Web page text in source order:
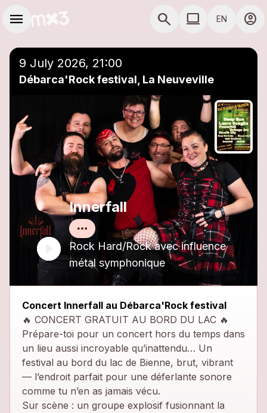
menu search COMPUTER USE
computer EN account_circle
close
9 July 2026, 21:00
Débarca'Rock festival, La Neuveville
Innerfall
Rock Hard/Rock avec influence
métal symphonique
Concert Innerfall au Débarca'Rock festival
🔥 CONCERT GRATUIT AU BORD DU LAC 🔥
Prépare-toi pour un concert hors du temps dans
un lieu aussi incroyable qu’inattendu… Un
festival au bord du lac de Bienne, brut, vibrant
— l’endroit parfait pour une déferlante sonore
comme tu n’en as jamais vécu.
Sur scène : un groupe explosif fusionnant la
Add to a playlist close